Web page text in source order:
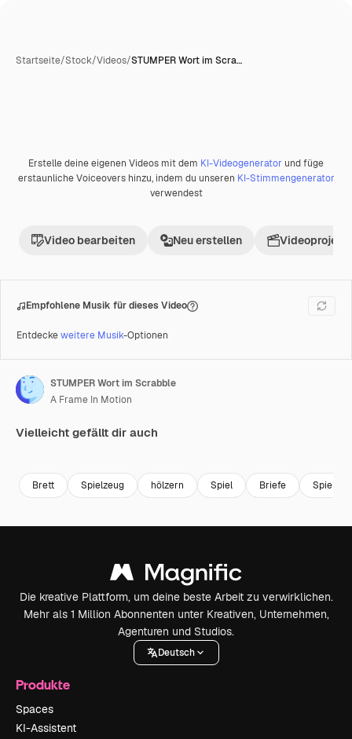
Startseite/Stock/Videos/STUMPER Wort im Scra…
Premium
Erstelle deine eigenen Videos mit dem KI-Videogenerator und füge
erstaunliche Voiceovers hinzu, indem du unseren KI-Stimmengenerator
verwendest
Video bearbeiten Neu erstellen Videoprojekt
Empfohlene Musik für dieses Video
Entdeckeweitere Musik-Optionen
STUMPER Wort im Scrabble
A Frame In Motion
Vielleicht gefällt dir auch
Brett Spielzeug hölzern Spiel Briefe
Die kreative Plattform, um deine beste Arbeit zu verwirklichen.
Mehr als 1 Million Abonnenten unter Kreativen, Unternehmen,
Agenturen und Studios.
Deutsch
Produkte
Spaces
KI-Assistent